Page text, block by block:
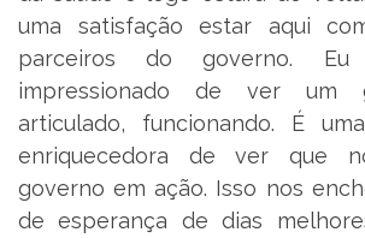
uma satisfação estar aqui
parceiros do governo.
impressionado de ver um
articulado, funcionando. É
enriquecedora de ver que
governo em ação. Isso nos
de esperança de dias